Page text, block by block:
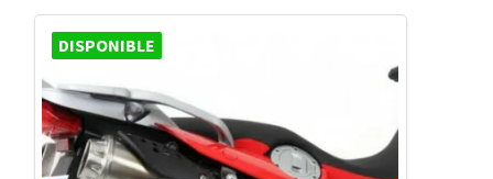
DISPONIBLE